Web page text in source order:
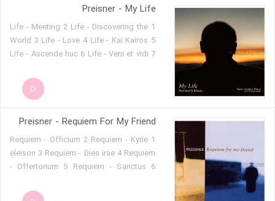
Preisner - My Life
1 Life - Meeting 2 Life - Discovering the
World 3 Life - Love 4 Life - Kai Kairos 5
Life - Ascende huc 6 Life - Veni et vidi 7
Lacrimosa - Day of Tears 9 Life - Prayer
Preisner - Requiem For My Friend
1 Requiem - Officium 2 Requiem - Kyrie
eleison 3 Requiem - Dies irae 4 Requiem
- Offertorium 5 Requiem - Sanctus 6
aeterna 8 Requiem - Lacrimosa 9